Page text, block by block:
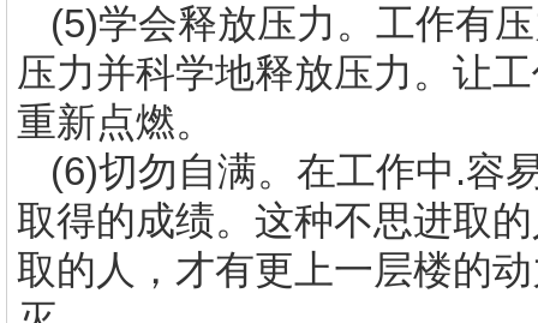
(5)学会释放压力。工作有
压力并科学地释放压力。让
重新点燃。
(6)切勿自满。在工作中.容
取得的成绩。这种不思进取
取的人，才有更上一层楼的